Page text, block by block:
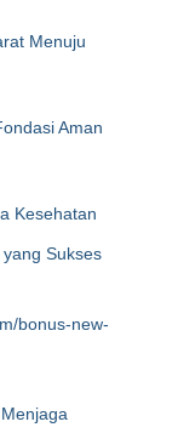
Menuju
Aman
Kesehatan
Sukses
bonus-new-